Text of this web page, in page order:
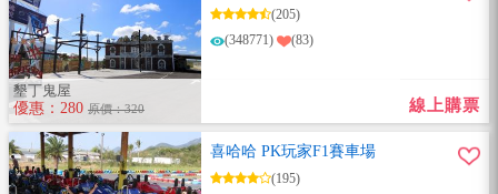
(205)
(348771)
(83)
線上購票
墾丁鬼屋
優惠：280 原價：320
喜哈哈 PK玩家F1賽車場
(195)